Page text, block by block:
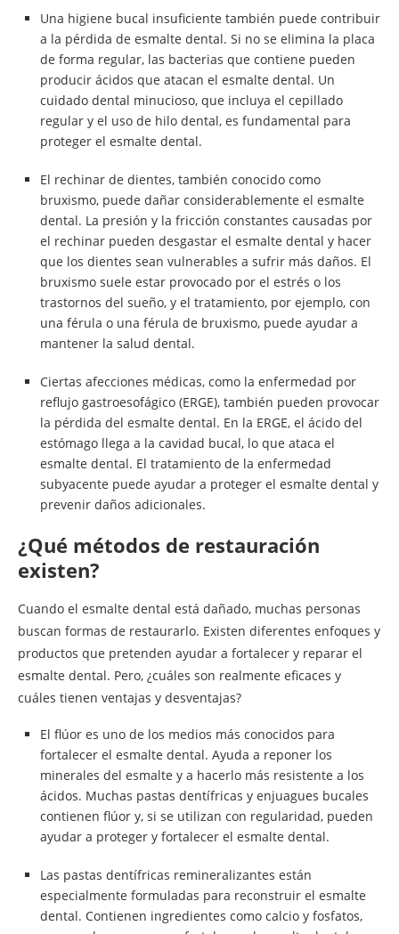
Una higiene bucal insuficiente también puede contribuir
a la pérdida de esmalte dental. Si no se elimina la placa
de forma regular, las bacterias que contiene pueden
producir ácidos que atacan el esmalte dental. Un
cuidado dental minucioso, que incluya el cepillado
regular y el uso de hilo dental, es fundamental para
proteger el esmalte dental.
El rechinar de dientes, también conocido como
bruxismo, puede dañar considerablemente el esmalte
dental. La presión y la fricción constantes causadas por
el rechinar pueden desgastar el esmalte dental y hacer
que los dientes sean vulnerables a sufrir más daños. El
bruxismo suele estar provocado por el estrés o los
trastornos del sueño, y el tratamiento, por ejemplo, con
una férula o una férula de bruxismo, puede ayudar a
mantener la salud dental.
Ciertas afecciones médicas, como la enfermedad por
reflujo gastroesofágico (ERGE), también pueden provocar
la pérdida del esmalte dental. En la ERGE, el ácido del
estómago llega a la cavidad bucal, lo que ataca el
esmalte dental. El tratamiento de la enfermedad
subyacente puede ayudar a proteger el esmalte dental y
prevenir daños adicionales.
¿Qué métodos de restauración
existen?
Cuando el esmalte dental está dañado, muchas personas
buscan formas de restaurarlo. Existen diferentes enfoques y
productos que pretenden ayudar a fortalecer y reparar el
esmalte dental. Pero, ¿cuáles son realmente eficaces y
cuáles tienen ventajas y desventajas?
El flúor es uno de los medios más conocidos para
fortalecer el esmalte dental. Ayuda a reponer los
minerales del esmalte y a hacerlo más resistente a los
ácidos. Muchas pastas dentífricas y enjuagues bucales
contienen flúor y, si se utilizan con regularidad, pueden
ayudar a proteger y fortalecer el esmalte dental.
Las pastas dentífricas remineralizantes están
especialmente formuladas para reconstruir el esmalte
dental. Contienen ingredientes como calcio y fosfatos,